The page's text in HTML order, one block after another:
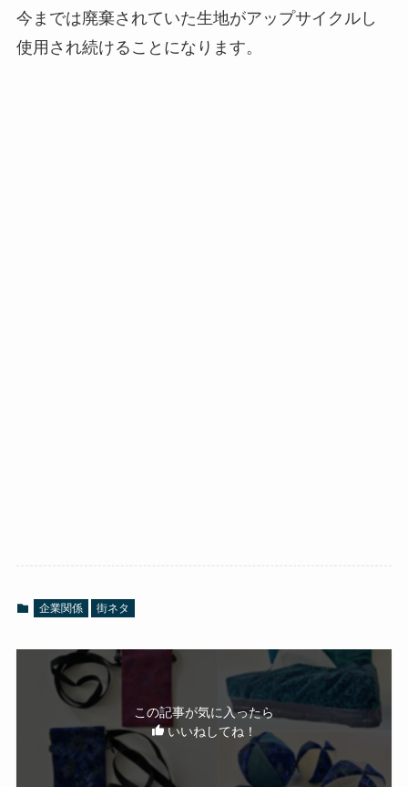
今までは廃棄されていた生地がアップサイクルし
使用され続けることになります。
企業関係 街ネタ
この記事が気に入ったら
いいねしてね！